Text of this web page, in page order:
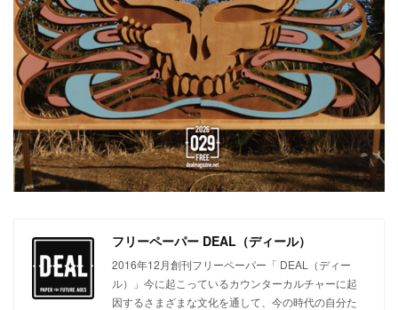
フリーペーパー DEAL（ディール）
2016年12月創刊フリーペーパー「 DEAL（ディー
ル）」今に起こっているカウンターカルチャーに起
因するさまざまな文化を通して、今の時代の自分た